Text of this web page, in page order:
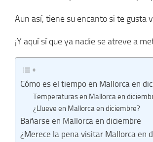
Aun así, tiene su encanto si te gusta
¡Y aquí sí que ya nadie se atreve a
Cómo es el tiempo en Mallorca en
Temperaturas en Mallorca en
¿Llueve en Mallorca en diciembre?
Bañarse en Mallorca en diciembre
¿Merece la pena visitar Mallorca en